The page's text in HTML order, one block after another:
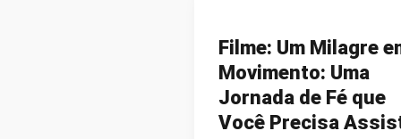
“QUE
HAJA
LUZ”
(LET
Filme: Um Milagre
Movimento: Uma
Jornada de Fé que
Você Precisa